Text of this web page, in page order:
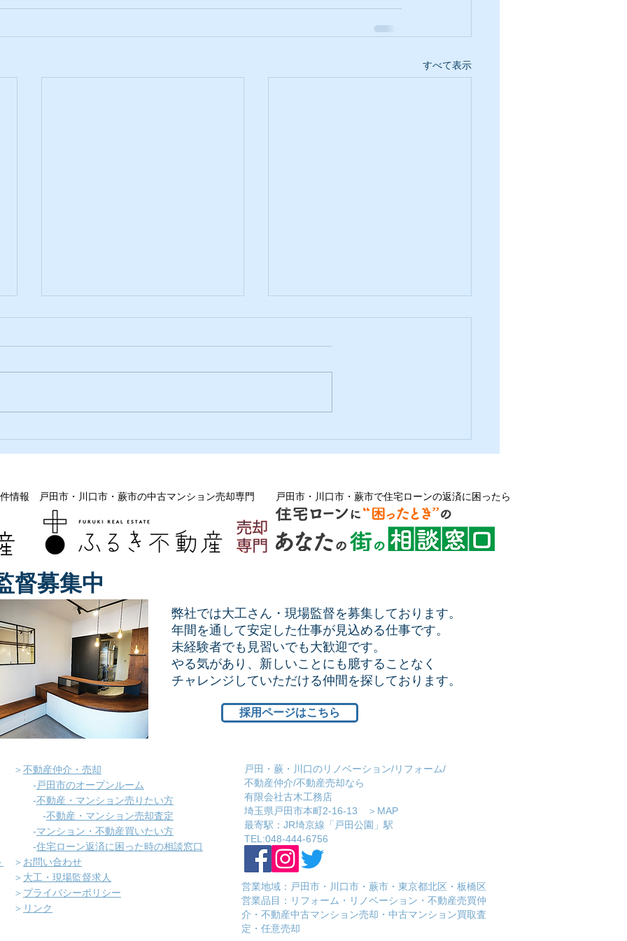
すべて表示
古木工務店のミッション
情報 戸田市・川口市・蕨市の中古マンション売却専門 戸田市・川口市・蕨市で住宅ローンの返済に困ったら
督募集中
弊社では大工さん・現場監督を募集しております。
年間を通して安定した仕事が見込める仕事です。
未経験者でも見習いでも大歓迎です。
やる気があり、新しいことにも臆することなく
​チャレンジしていただける仲間を探しております。
採用ページはこちら
＞ 不動産仲介・売却
-戸田市のオープンルーム
-不動産・マンション売りたい方
-不動産・マンション売却査定
-マンション・不動産買いたい方
-住宅ローン返済に困った時の相談窓口
＞ お問い合わせ
＞ 大工・現場監督求人
＞ プライバシーポリシー
＞ リンク
戸田・蕨・川口のリノベーション/リフォーム/
不動産仲介/不動産売却なら
有限会社古木工務店
埼玉県戸田市本町2-16-13 ＞ MAP
​最寄駅：JR埼京線「戸田公園」駅
​TEL:048-444-6756
営業地域：戸田市・川口市・蕨市・東京都北区・板橋区
​営業品目：リフォーム・リノベーション・不動産売買仲
介・不動産中古マンション売却・中古マンション買取査
定・任意売却